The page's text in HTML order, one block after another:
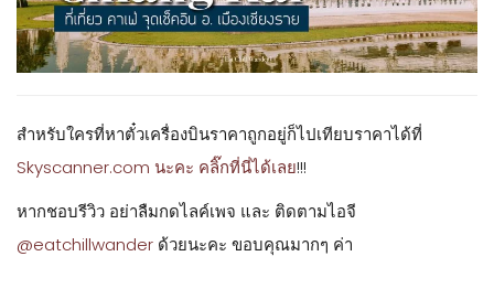
สำหรับใครที่หาตั๋วเครื่องบินราคาถูกอยู่ก็ไปเทียบราคาได้ที่
Skyscanner.com นะคะ คลิ๊กที่นี่ได้เลย!!!
หากชอบรีวิว อย่าลืมกดไลค์เพจ และ ติดตามไอจี
@eatchillwander ด้วยนะคะ ขอบคุณมากๆ ค่า